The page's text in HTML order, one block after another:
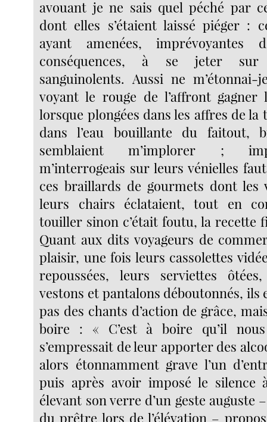
avouant je ne sais quel péché par
dont elles s’étaient laissé piéger :
ayant amenées, imprévoyantes
conséquences, à se jeter sur
sanguinolents. Aussi ne m’étonnai-
voyant le rouge de l’affront gagner
lorsque plongées dans les affres de la
dans l’eau bouillante du faitout,
semblaient m’implorer ;
m’interrogeais sur leurs vénielles
ces braillards de gourmets dont les
leurs chairs éclataient, tout en
touiller sinon c’était foutu, la recette
Quant aux dits voyageurs de
plaisir, une fois leurs cassolettes
repoussées, leurs serviettes
vestons et pantalons déboutonnés, ils
pas des chants d’action de grâce,
boire : « C’est à boire qu’il
s’empressait de leur apporter des
alors étonnamment grave l’un
puis après avoir imposé le silence
élevant son verre d’un geste auguste
du prêtre lors de l’élévation –